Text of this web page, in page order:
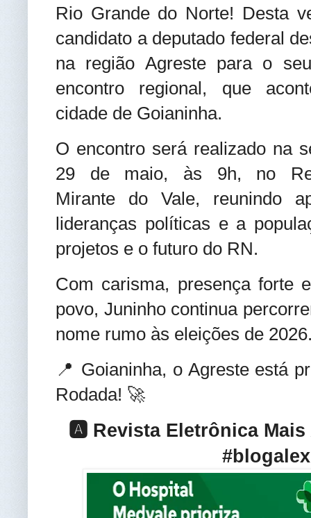
Rio Grande do Norte! Desta
candidato a deputado federal
na região Agreste para o
encontro regional, que
cidade de Goianinha.
O encontro será realizado na
29 de maio, às 9h, no
Mirante do Vale, reunindo
lideranças políticas e a
projetos e o futuro do RN.
Com carisma, presença forte
povo, Juninho continua
nome rumo às eleições de
📍 Goianinha, o Agreste está
Rodada! 🚀
🅰️ Revista Eletrônica